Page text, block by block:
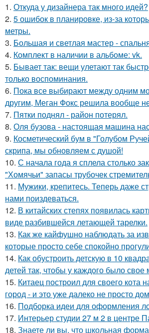
1. Откуда у дизайнера так много идей?
2. 5 ошибок в планировке, из-за
метры.
3. Большая и светлая мастер -
4. Комплект в наличии в альбоме: vk.
5. Бывает так: вещи улетают так
только воспоминания.
6. Пока все выбирают между одним
другим, Меган Фокс решила вообще
7. Пятки поднял - район потерял.
8. Оля бузова - настоящая машина
9. Косметический бум в "Голубом
скрипа, мы обновляем с душой!
10. С начала года я сплела столько
"Хомячьи" запасы трубочек
11. Мужики, крепитесь. Теперь даже
нами поиздеваться.
12. В китайских степях появилась
виде разбившейся летающей тарелки.
13. Как же кайфушно наблюдать за
которые просто себе спокойно
14. Как обустроить детскую в 10
детей так, чтобы у каждого было свое
15. Китаец построил для своего кота
город - и это уже далеко не просто
16. Подборка идеи для оформления
17. Интерьер студии 27 м 2 в центре
18. Знаете ли вы, что школьная